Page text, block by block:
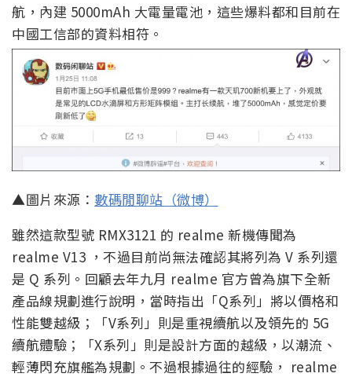
航，內建 5000mAh 大電量電池，這些爆料都和目前在
中國工信部的資料相符。
▲圖片來源： 數碼閒聊站（微博）
雖然這款型號 RMX3121 的 realme 新機傳聞為
realme V13 ，不過目前尚無法確認其將列為 V 系列還
是 Q 系列。回顧去年九月 realme 官方曾為旗下全新
產品線規劃進行說明，當時指出「Q系列」將以價格和
性能雙越級；「V系列」則是重視續航以及領先的 5G
續航體驗；「X系列」則是設計方面的越級，以潮流、
輕薄閃充旗艦為規劃。不過根據過往的經驗， realme